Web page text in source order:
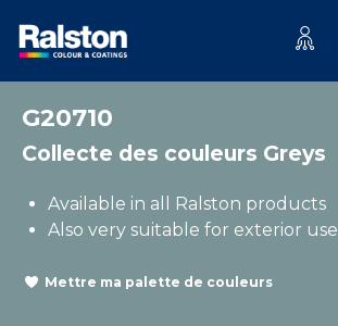
G20710
Collecte des couleurs Greys
Available in all Ralston products
Also very suitable for exterior use
Mettre ma palette de couleurs